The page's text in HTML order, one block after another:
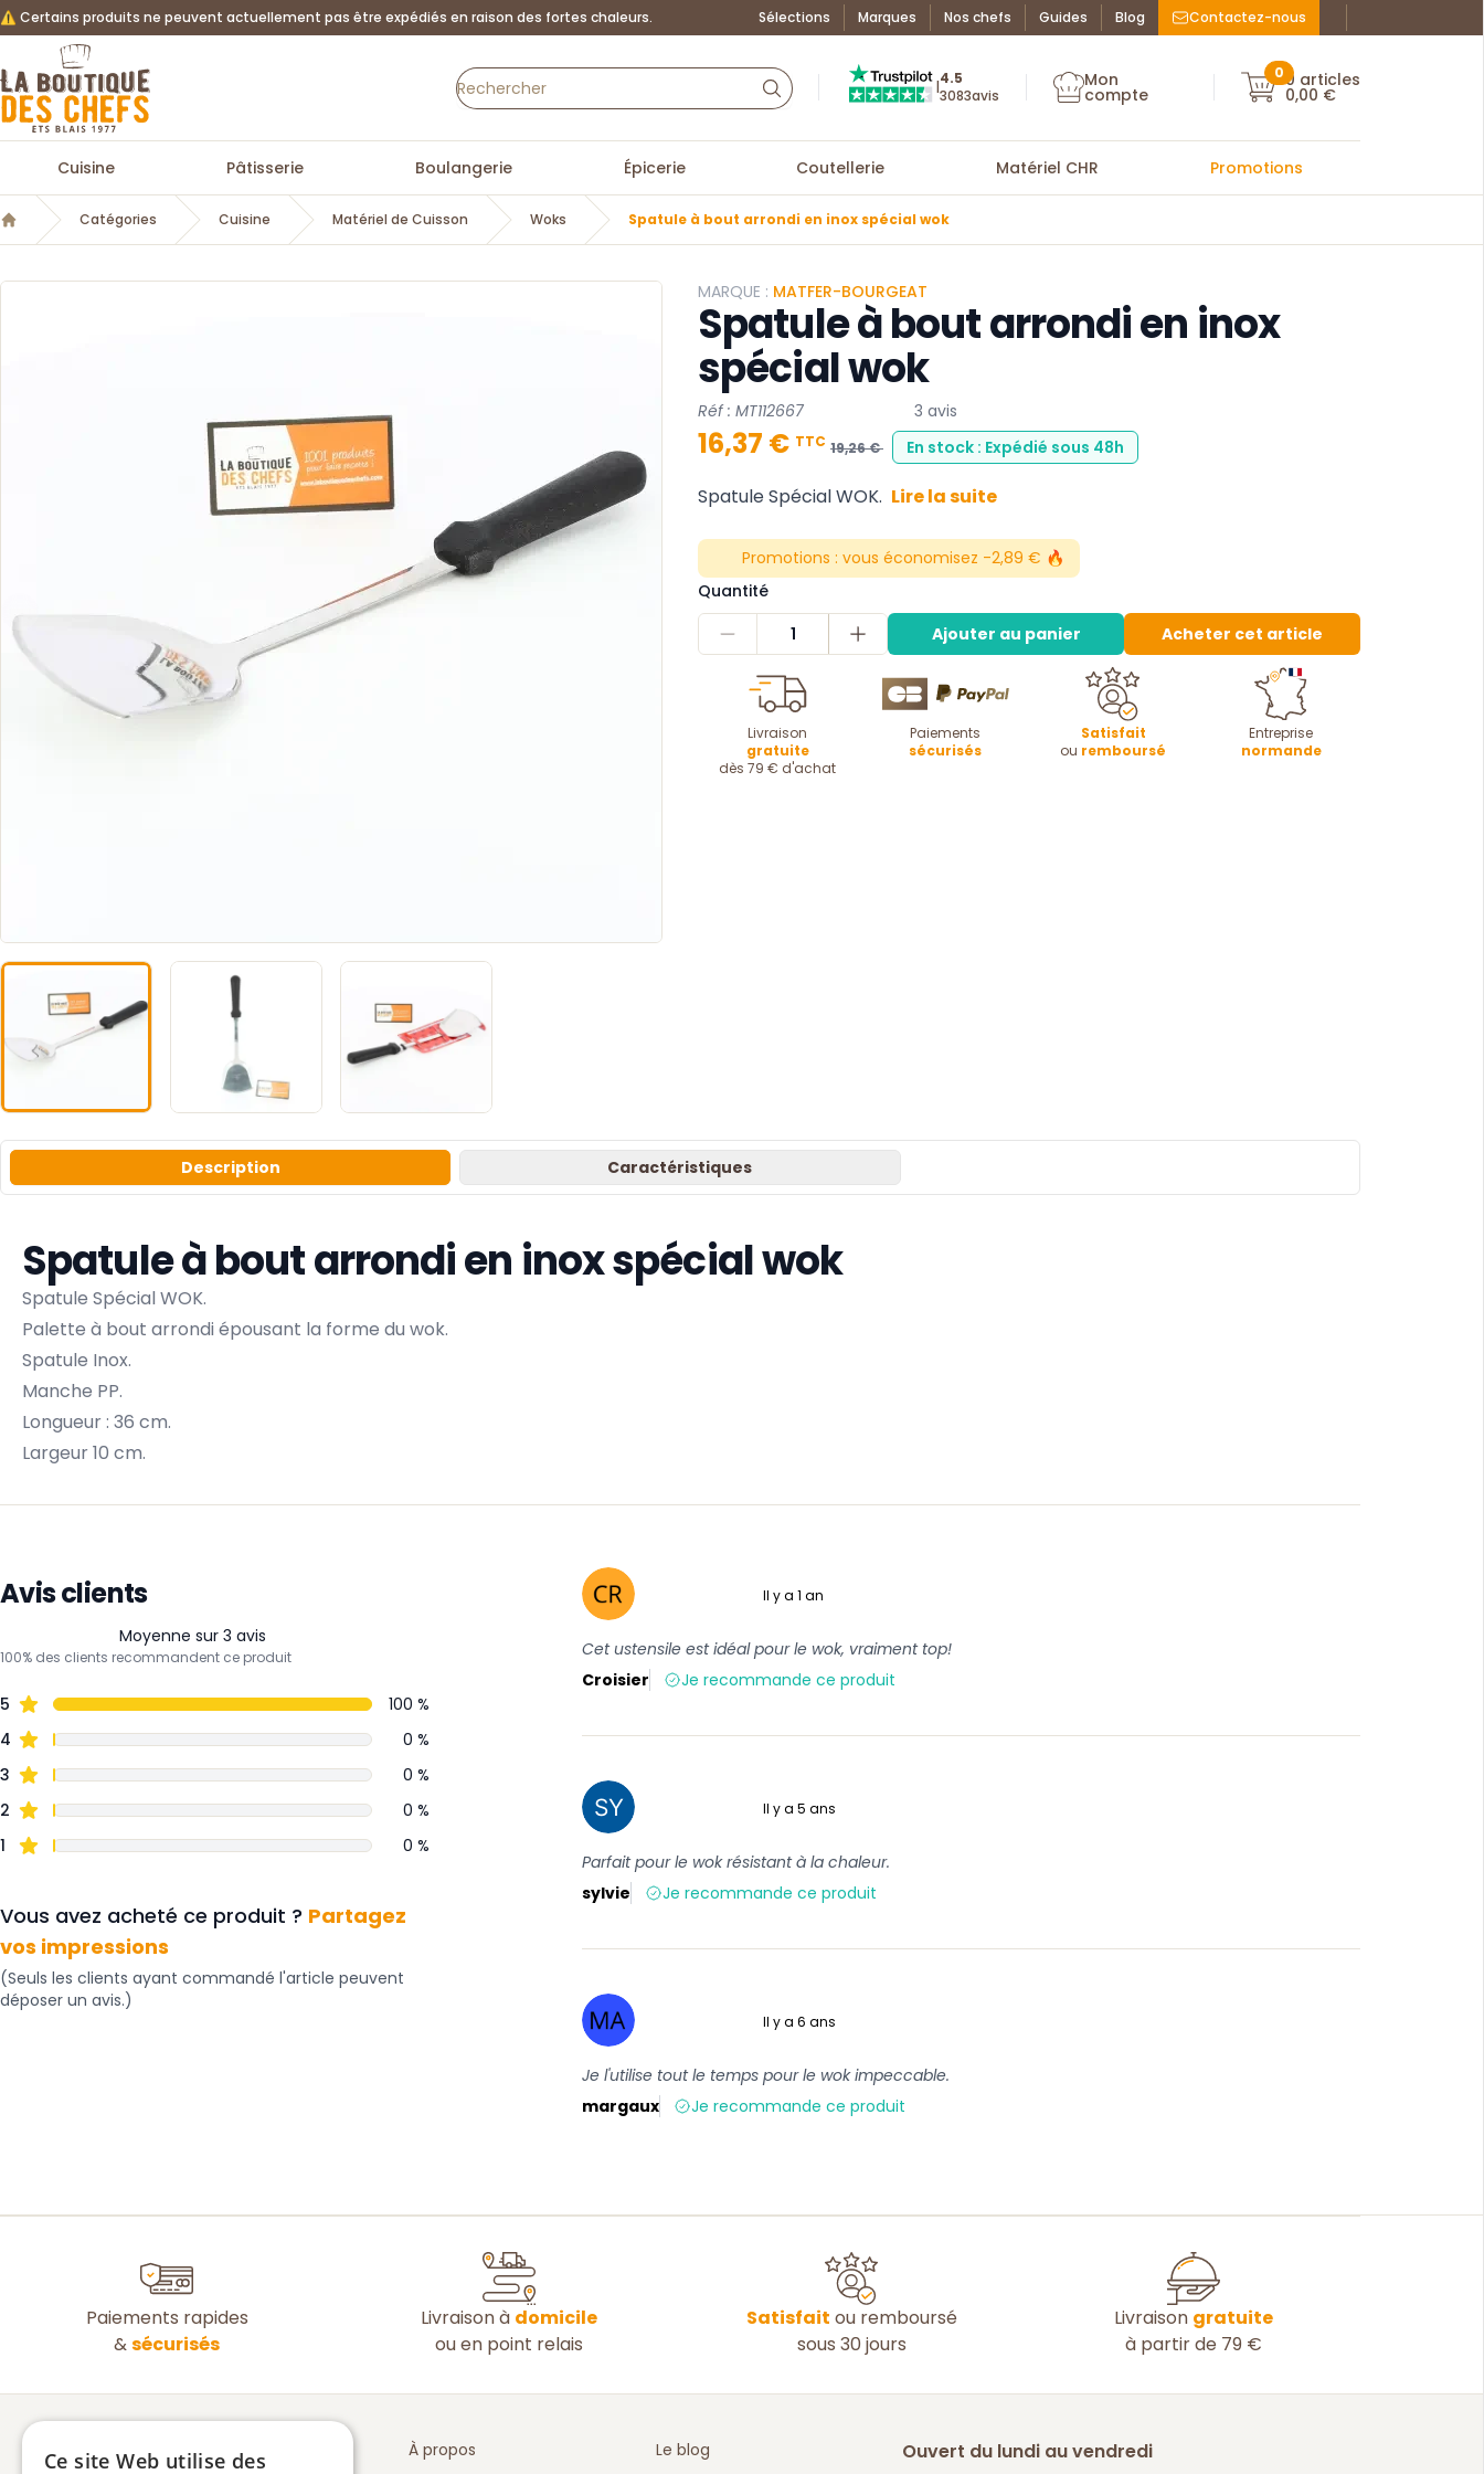
⚠️ Certains produits ne peuvent actuellement pas être expédiés en raison des fortes chaleurs. Sélections Marques Nos chefs Guides Blog Contactez-nous Facebook : La
Instagram :
La Boutique des chefs
Truspilot : La Boutique des chefs
4.5
3083avis Mon compte
Mon
compte Mon compte
00 articles
0,00 €
Cuisine Pâtisserie Boulangerie Épicerie Coutellerie Matériel CHR Promotions
Accueil
Catégories Cuisine Matériel de Cuisson Woks Spatule à bout arrondi en inox spécial wok
MARQUE : MATFER-BOURGEAT
Spatule à bout arrondi en inox
spécial wok
Réf : MT112667 3 avis
16,37 € TTC 19,26 € En stock : Expédié sous 48h
Spatule Spécial WOK. Lire la suite
Promotions : vous économisez -2,89 € 🔥
Quantité
1
Ajouter au panier Acheter cet article
Livraison
gratuite
dès 79 € d'achat
Paiements
sécurisés
Satisfait
ou remboursé
Entreprise
normande
Description Caractéristiques
Spatule à bout arrondi en inox spécial wok
Spatule Spécial WOK.
Palette à bout arrondi épousant la forme du wok.
Spatule Inox.
Manche PP.
Longueur : 36 cm.
Largeur 10 cm.
Avis clients
Moyenne sur 3 avis
100% des clients recommandent ce produit
5
100 %
4
0 %
3
0 %
2
0 %
1
0 %
Vous avez acheté ce produit ? Partagez
vos impressions
(Seuls les clients ayant commandé l'article peuvent
déposer un avis.)
Il y a 1 an
Cet ustensile est idéal pour le wok, vraiment top!
Croisier
Je recommande ce produit
Il y a 5 ans
Parfait pour le wok résistant à la chaleur.
sylvie
Je recommande ce produit
Il y a 6 ans
Je l'utilise tout le temps pour le wok impeccable.
margaux
Je recommande ce produit
Paiements rapides
&sécurisés
Livraison à domicile
ou en point relais
Satisfait ou remboursé
sous 30 jours
Livraison gratuite
à partir de 79 €
À propos
Le blog
Ouvert du lundi au vendredi
Ce site Web utilise des